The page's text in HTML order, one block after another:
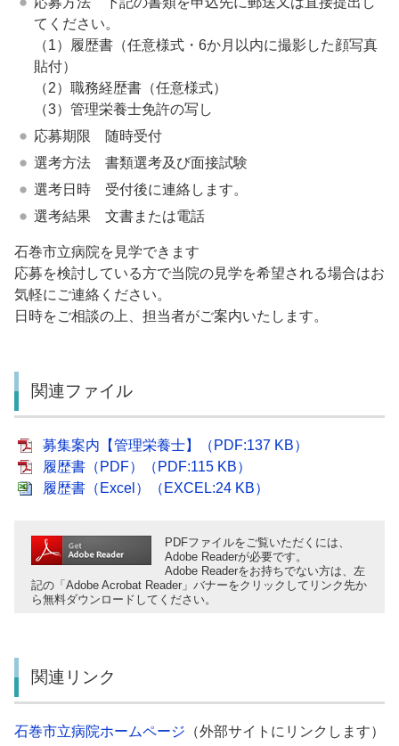
てください。
（1）履歴書（任意様式・6か月以内に撮影した顔写真
貼付）
（2）職務経歴書（任意様式）
（3）管理栄養士免許の写し
応募期限 随時受付
選考方法 書類選考及び面接試験
選考日時 受付後に連絡します。
選考結果 文書または電話
石巻市立病院を見学できます
応募を検討している方で当院の見学を希望される場合はお
気軽にご連絡ください。
日時をご相談の上、担当者がご案内いたします。
関連ファイル
募集案内【管理栄養士】（PDF:137 KB）
履歴書（PDF）（PDF:115 KB）
履歴書（Excel）（EXCEL:24 KB）
PDFファイルをご覧いただくには、
Adobe Readerが必要です。
Adobe Readerをお持ちでない方は、左
記の「Adobe Acrobat Reader」バナーをクリックしてリンク先か
ら無料ダウンロードしてください。
関連リンク
石巻市立病院ホームページ （外部サイトにリンクします）